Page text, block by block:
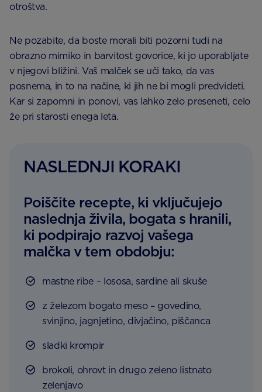
otroštva.
Ne pozabite, da boste morali biti pozorni tudi na
obrazno mimiko in barvitost govorice, ki jo uporabljate
v njegovi bližini. Vaš malček se uči tako, da vas
posnema, in to na načine, ki jih ne bi mogli predvideti.
Kar si zapomni in ponovi, vas lahko zelo preseneti, celo
že pri starosti enega leta.
NASLEDNJI KORAKI
Poiščite recepte, ki vključujejo
naslednja živila, bogata s hranili,
ki podpirajo razvoj vašega
malčka v tem obdobju:
mastne ribe – lososa, sardine ali skuše
z železom bogato meso – govedino,
svinjino, jagnjetino, divjačino, piščanca
sladki krompir
brokoli, ohrovt in drugo zeleno listnato
zelenjavo